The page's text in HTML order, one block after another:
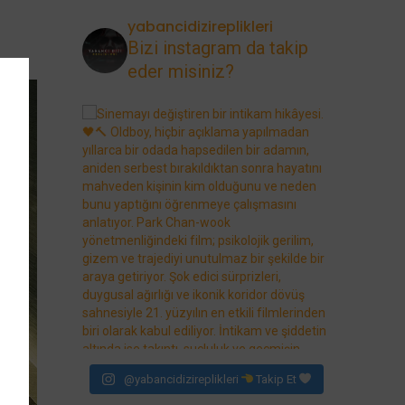
yabancidizireplikleri
Bizi instagram da takip
eder misiniz?
@yabancidizireplikleri Takip Et